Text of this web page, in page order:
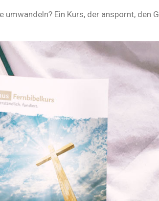
Ein Kurs, der anspornt, den